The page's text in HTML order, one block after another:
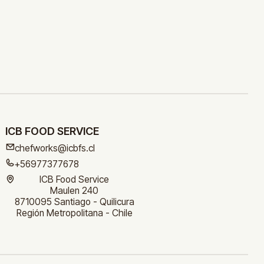
ICB FOOD SERVICE
chefworks@icbfs.cl
+56977377678
ICB Food Service
Maulen 240
8710095 Santiago - Quilicura
Región Metropolitana - Chile